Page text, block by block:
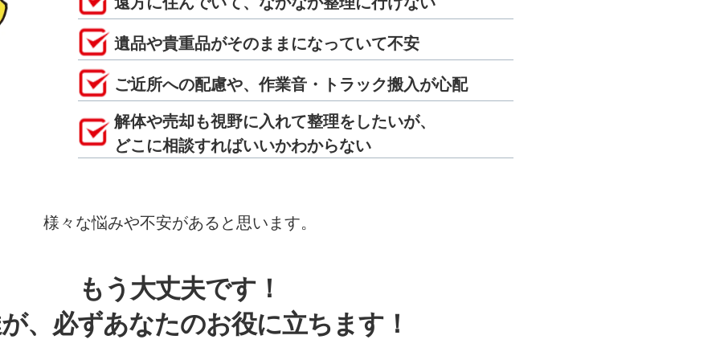
遺品や貴重品がそのままになっていて不安
ご近所への配慮や、作業音・トラック搬入が心配
解体や売却も視野に入れて整理をしたいが、
どこに相談すればいいかわからない
様々な悩みや不安があると思います。
もう大丈夫です！
、必ずあなたのお役に立ちます！